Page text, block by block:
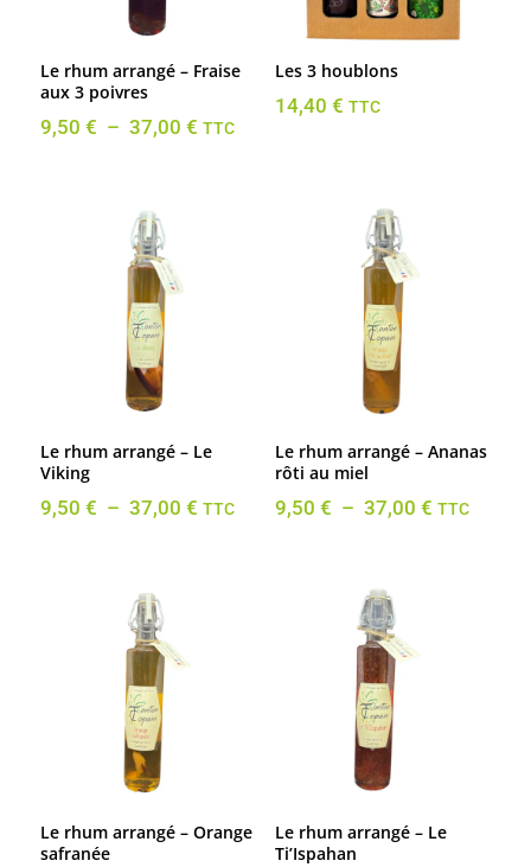
Le rhum arrangé – Fraise
aux 3 poivres
9,50 € – 37,00 €Plage
TTC
Les 3 houblons
14,40 € TTC
Le rhum arrangé – Le
Viking
9,50 € – 37,00 €Plage
TTC
Le rhum arrangé – Ananas
rôti au miel
9,50 € – 37,00 €Plage
TTC
Le rhum arrangé – Orange
safranée
Le rhum arrangé – Le
Ti’Ispahan